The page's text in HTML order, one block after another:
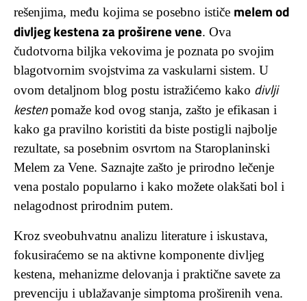
rešenjima, među kojima se posebno ističe melem od
divljeg kestena za proširene vene. Ova
čudotvorna biljka vekovima je poznata po svojim
blagotvornim svojstvima za vaskularni sistem. U
ovom detaljnom blog postu istražićemo kako divlji
kestenpomaže kod ovog stanja, zašto je efikasan i
kako ga pravilno koristiti da biste postigli najbolje
rezultate, sa posebnim osvrtom na Staroplaninski
Melem za Vene. Saznajte zašto je prirodno lečenje
vena postalo popularno i kako možete olakšati bol i
nelagodnost prirodnim putem.
Kroz sveobuhvatnu analizu literature i iskustava,
fokusiraćemo se na aktivne komponente divljeg
kestena, mehanizme delovanja i praktične savete za
prevenciju i ublažavanje simptoma proširenih vena.